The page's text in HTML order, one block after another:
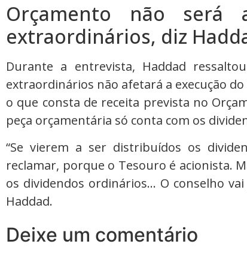
Orçamento não será
extraordinários, diz
Durante a entrevista, Haddad
extraordinários não afetará a execução
o que consta de receita prevista no
peça orçamentária só conta com os
“Se vierem a ser distribuídos os
reclamar, porque o Tesouro é acionista.
os dividendos ordinários… O conselho
Haddad.
Deixe um comentário